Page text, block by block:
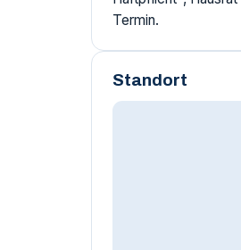
Termin.
Standort